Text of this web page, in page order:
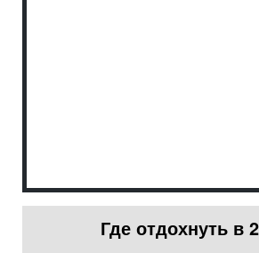
Где отдохнуть в